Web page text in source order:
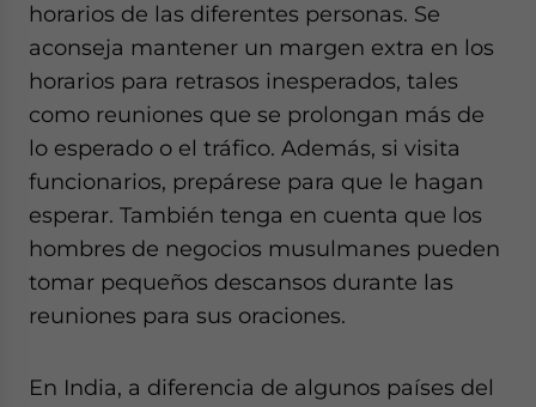
horarios de las diferentes personas. Se
aconseja mantener un margen extra en los
horarios para retrasos inesperados, tales
como reuniones que se prolongan más de
lo esperado o el tráfico. Además, si visita
funcionarios, prepárese para que le hagan
esperar. También tenga en cuenta que los
hombres de negocios musulmanes pueden
tomar pequeños descansos durante las
reuniones para sus oraciones.
En India, a diferencia de algunos países del